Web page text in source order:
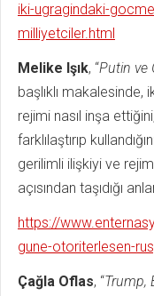
iki-ugragindaki-
milliyetciler.html
Melike Işık, “Putin ve
başlıklı makalesinde,
rejimi nasıl inşa
farklılaştırıp
gerilimli ilişkiyi ve
açısından taşıdığı
https://
gune-otoriterlesen-
Çağla Oflas, “Trump,